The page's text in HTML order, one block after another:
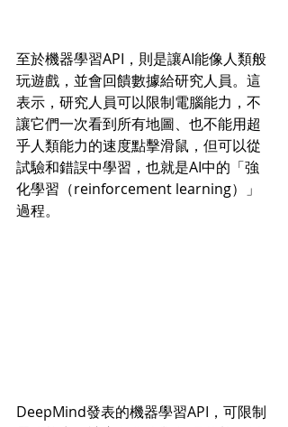
至於機器學習API，則是讓AI能像人類般
玩遊戲，並會回饋數據給研究人員。這
表示，研究人員可以限制電腦能力，不
讓它們一次看到所有地圖、也不能用超
乎人類能力的速度點擊滑鼠，但可以從
試驗和錯誤中學習，也就是AI中的「強
化學習（reinforcement learning）」
過程。
DeepMind發表的機器學習API，可限制